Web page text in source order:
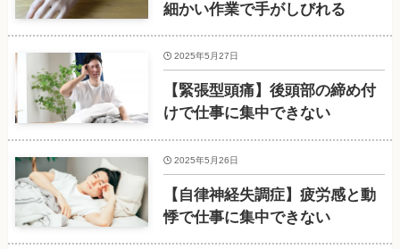
細かい作業で手がしびれる
【緊張型頭痛】後頭部の締め付
けで仕事に集中できない
2025年5月27日
【自律神経失調症】疲労感と動
悸で仕事に集中できない
2025年5月26日